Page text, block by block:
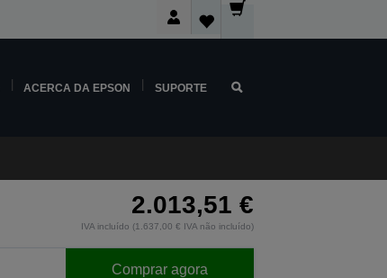
ACERCA DA EPSON SUPORTE
2.013,51 €
IVA incluído (1.637,00 € IVA não incluído)
Comprar agora